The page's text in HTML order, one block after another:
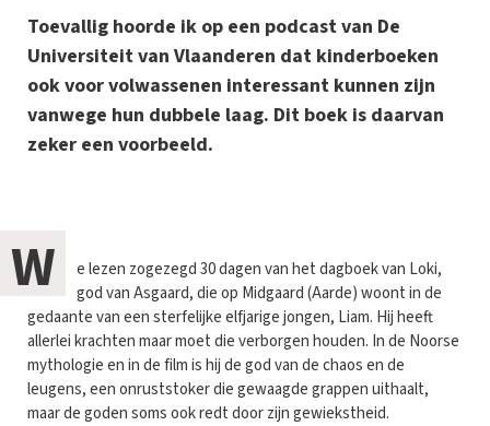
Toevallig hoorde ik op een podcast van De
Universiteit van Vlaanderen dat kinderboeken
ook voor volwassenen interessant kunnen zijn
vanwege hun dubbele laag. Dit boek is daarvan
zeker een voorbeeld.
W
e lezen zogezegd 30 dagen van het dagboek van Loki,
god van Asgaard, die op Midgaard (Aarde) woont in de
gedaante van een sterfelijke elfjarige jongen, Liam. Hij heeft
allerlei krachten maar moet die verborgen houden. In de Noorse
mythologie en in de film is hij de god van de chaos en de
leugens, een onruststoker die gewaagde grappen uithaalt,
maar de goden soms ook redt door zijn gewiekstheid.